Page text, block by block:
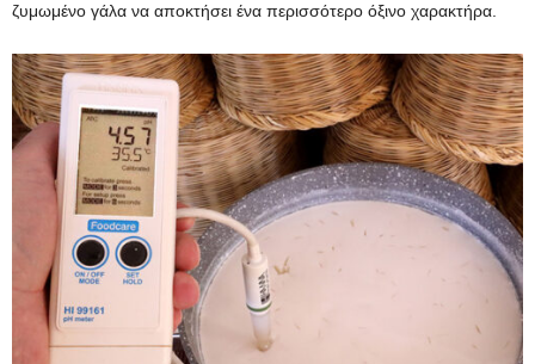
ζυμωμένο γάλα να αποκτήσει ένα περισσότερο όξινο χαρακτήρα.